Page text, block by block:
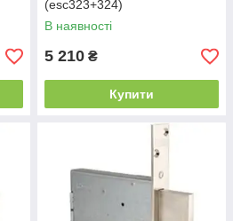
(esc323+324)
В наявності
5 210 ₴
Купити